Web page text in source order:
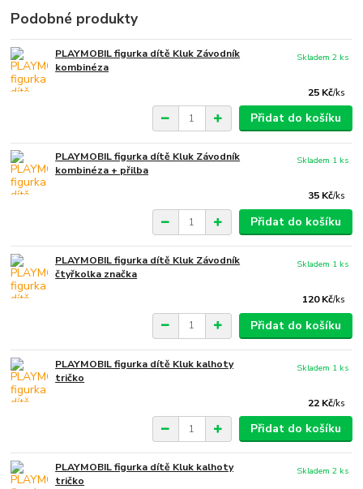
Podobné produkty
PLAYMOBIL figurka dítě Kluk Závodník
kombinéza
25 Kč/ks
Skladem 2 ks
Přidat do košíku
PLAYMOBIL figurka dítě Kluk Závodník
kombinéza + přilba
35 Kč/ks
Skladem 1 ks
Přidat do košíku
PLAYMOBIL figurka dítě Kluk Závodník
čtyřkolka značka
120 Kč/ks
Skladem 1 ks
Přidat do košíku
PLAYMOBIL figurka dítě Kluk kalhoty
tričko
22 Kč/ks
Skladem 1 ks
Přidat do košíku
PLAYMOBIL figurka dítě Kluk kalhoty
tričko
Skladem 2 ks